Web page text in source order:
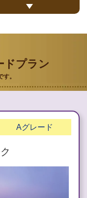
ドプラン
。
Aグレード